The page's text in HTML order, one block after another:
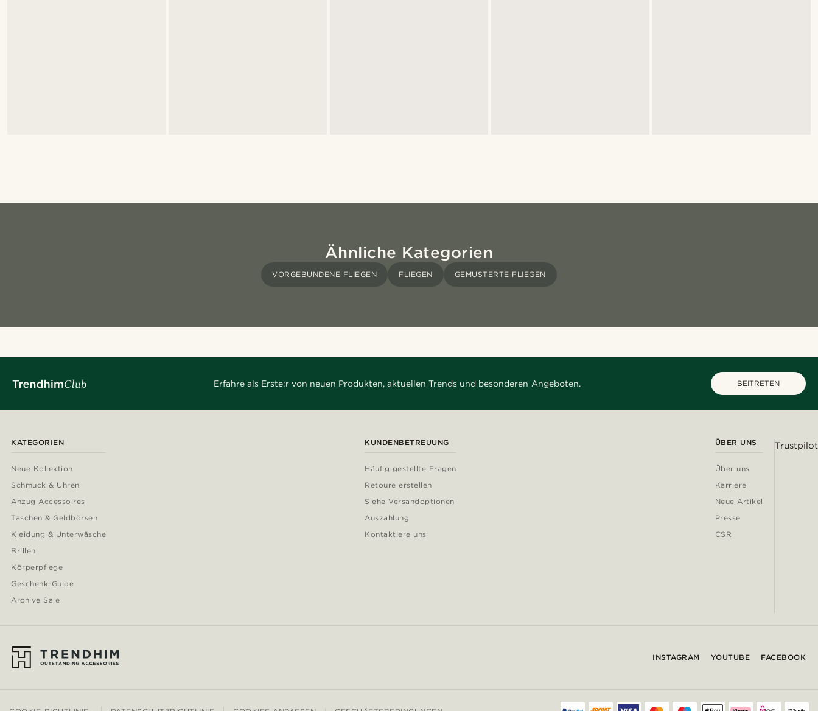
Ähnliche Kategorien
VORGEBUNDENE FLIEGEN FLIEGEN GEMUSTERTE FLIEGEN
Erfahre als Erste:r von neuen Produkten, aktuellen Trends und besonderen Angeboten. BEITRETEN
KATEGORIEN
Neue Kollektion
Schmuck & Uhren
Anzug Accessoires
Taschen & Geldbörsen
Kleidung & Unterwäsche
Brillen
Körperpflege
Geschenk-Guide
Archive Sale
KUNDENBETREUUNG
Häufig gestellte Fragen
Retoure erstellen
Siehe Versandoptionen
Auszahlung
Kontaktiere uns
ÜBER UNS
Über uns
Karriere
Neue Artikel
Presse
CSR
Trustpilot
INSTAGRAM YOUTUBE FACEBOOK